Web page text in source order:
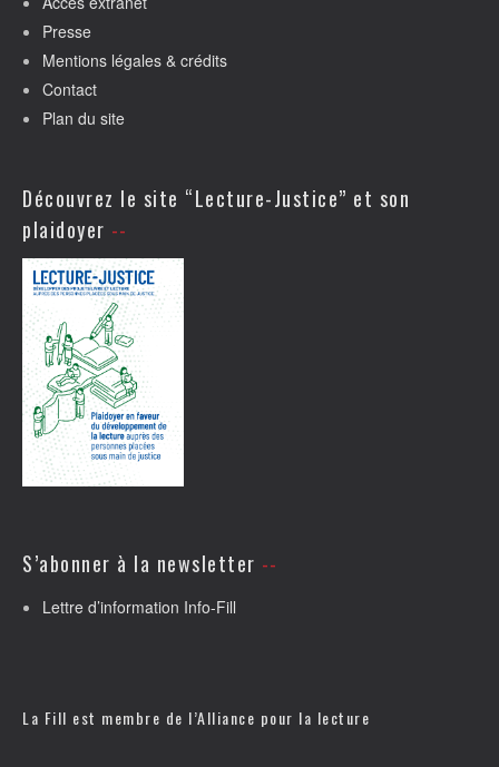
Presse
Mentions légales & crédits
Contact
Plan du site
Découvrez le site “Lecture-Justice” et son
plaidoyer
S’abonner à la newsletter
Lettre d’information Info-Fill
La Fill est membre de l’Alliance pour la lecture